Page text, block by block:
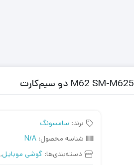
برند: سامسونگ
شناسه محصول: N/A
دسته‌بندی‌ها: گوشی موبایل,